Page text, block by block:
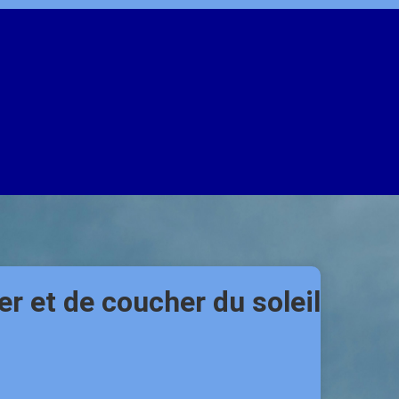
et de coucher du soleil